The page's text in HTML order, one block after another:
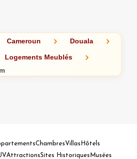
Cameroun Douala
Logements Meublés
ChambresVillas Hôtels
AttractionsSites Historiques Musées